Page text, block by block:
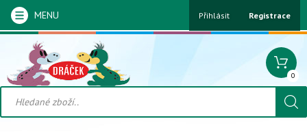
MENU Přihlásit Registrace
0